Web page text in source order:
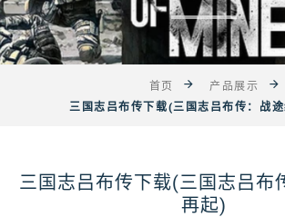
首页
产品展示
三国志吕布传下载(三国志吕布传：战
三国志吕布传下载(三国志吕布
再起)